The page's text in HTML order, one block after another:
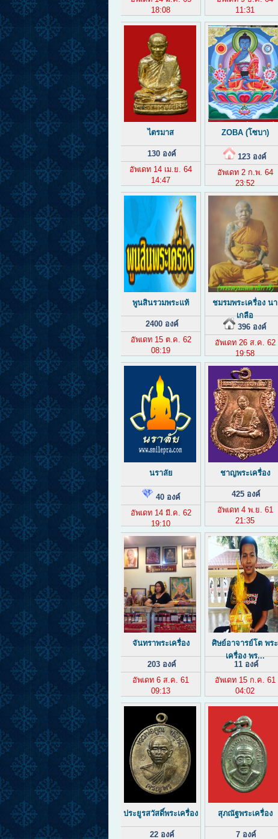
18:08
11:31
ไตรมาส
130 องค์
อัพเดท 14 เม.ย. 64
14:47
ZOBA (โซบา)
123 องค์
อัพเดท 2 ก.พ. 64
23:52
พูนสินรวมพระแท้
2400 องค์
อัพเดท 15 ต.ค. 62
08:19
ชมรมพระเครื่อง นา
เกลือ
396 องค์
อัพเดท 26 ส.ค. 62
19:58
นราลัย
40 องค์
อัพเดท 14 มี.ค. 62
19:10
ชาญพระเครื่อง
425 องค์
อัพเดท 4 พ.ย. 61
21:35
จันทราพระเครื่อง
203 องค์
อัพเดท 6 ส.ค. 61
09:13
ศิษย์อาจารย์โต พระ
เครื่อง พร...
11 องค์
อัพเดท 15 ก.ค. 61
04:02
ประยูรสวัสดิ์พระเครื่อง
22 องค์
สุภณัฐพระเครื่อง
7 องค์